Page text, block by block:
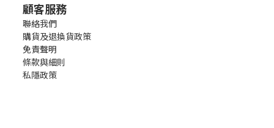
顧客服務
聯絡我們
購貨及退換貨政策
免責聲明
條款與細則
私隱政策